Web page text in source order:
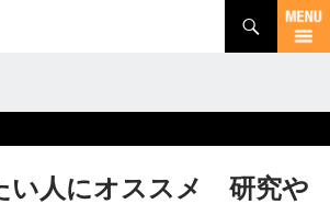
い人にオススメ 研究や